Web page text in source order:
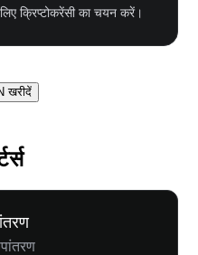
क्रिप्टोकरेंसी का चयन करें।
खरीदें